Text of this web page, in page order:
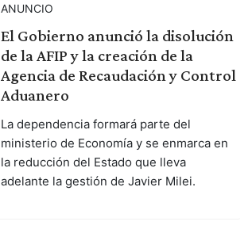
ANUNCIO
El Gobierno anunció la disolución
de la AFIP y la creación de la
Agencia de Recaudación y Control
Aduanero
La dependencia formará parte del
ministerio de Economía y se enmarca en
la reducción del Estado que lleva
adelante la gestión de Javier Milei.